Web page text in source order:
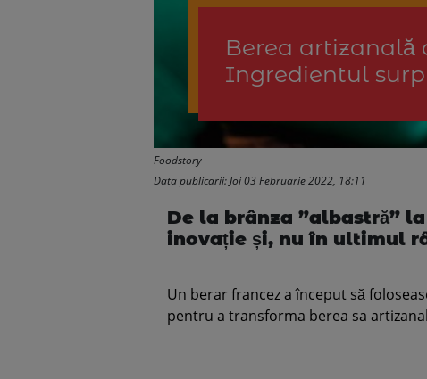
Berea artizanală
Ingredientul
Foodstory
Data publicarii: Joi 03 Februarie 2022, 18:11
De la brânza ”albastră”
inovație și, nu în ultimul
Un berar francez a început să
pentru a transforma berea sa